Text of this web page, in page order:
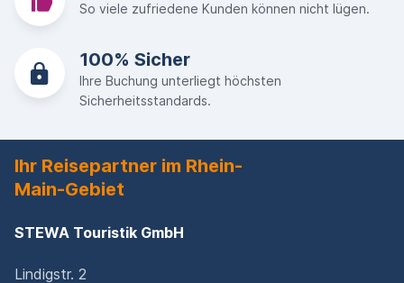
So viele zufriedene Kunden können nicht lügen.
100% Sicher
Ihre Buchung unterliegt höchsten
Sicherheitsstandards.
Ihr Reisepartner im Rhein-
Main-Gebiet
STEWA Touristik GmbH
Lindigstr. 2